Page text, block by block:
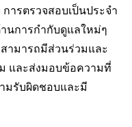
ารตรวจสอบเป็นประจำ
นการกำกับดูแลใหม่ๆ
ามารถมีส่วนร่วมและ
และส่งมอบข้อความที่
มรับผิดชอบและมี